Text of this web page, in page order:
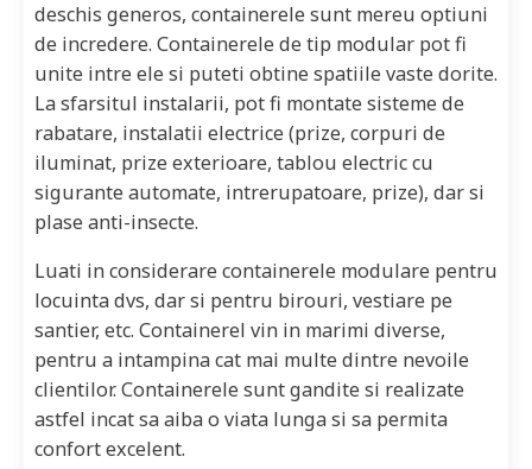
deschis generos, containerele sunt mereu optiuni
de incredere. Containerele de tip modular pot fi
unite intre ele si puteti obtine spatiile vaste dorite.
La sfarsitul instalarii, pot fi montate sisteme de
rabatare, instalatii electrice (prize, corpuri de
iluminat, prize exterioare, tablou electric cu
sigurante automate, intrerupatoare, prize), dar si
plase anti-insecte.
Luati in considerare containerele modulare pentru
locuinta dvs, dar si pentru birouri, vestiare pe
santier, etc. Containerel vin in marimi diverse,
pentru a intampina cat mai multe dintre nevoile
clientilor. Containerele sunt gandite si realizate
astfel incat sa aiba o viata lunga si sa permita
confort excelent.